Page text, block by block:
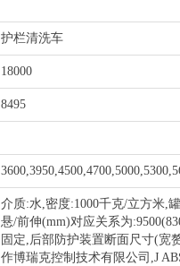
护栏清洗车
18000
8495
介质:水,密度:1000千克/立方米,
悬/前伸(mm)对应关系为
固定,后部防护装置断面尺寸(宽
作博瑞克控制技术有限公司,J